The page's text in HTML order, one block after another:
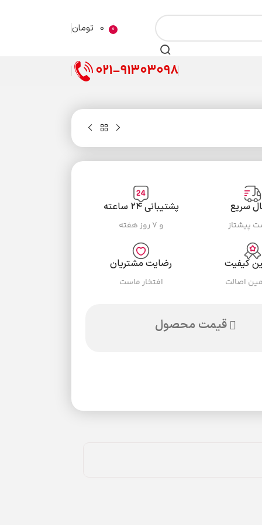
0
0 تومان
021-91303098
سریع
پیشتاز
پشتیبانی ۲۴ ساعته
و ۷ روز هفته
کیفیت
اصالت
رضایت مشتریان
افتخار ماست
قیمت محصول